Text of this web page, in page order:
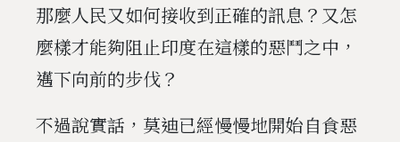
那麼人民又如何接收到正確的訊息？又怎
麼樣才能夠阻止印度在這樣的惡鬥之中，
邁下向前的步伐？
不過說實話，莫迪已經慢慢地開始自食惡